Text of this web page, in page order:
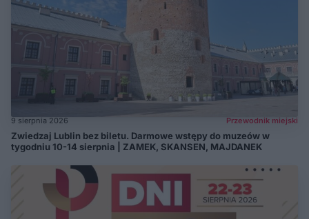
9 sierpnia 2026 Przewodnik miejski
Zwiedzaj Lublin bez biletu. Darmowe wstępy do muzeów w
tygodniu 10-14 sierpnia | ZAMEK, SKANSEN, MAJDANEK